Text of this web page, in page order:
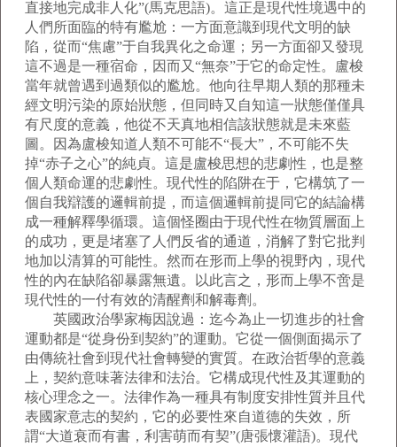
直接地完成非人化”(馬克思語)。這正是現代性境遇中的
人們所面臨的特有尷尬：一方面意識到現代文明的缺
陷，從而“焦慮”于自我異化之命運；另一方面卻又發現
這不過是一種宿命，因而又“無奈”于它的命定性。盧梭
當年就曾遇到過類似的尷尬。他向往早期人類的那種未
經文明污染的原始狀態，但同時又自知這一狀態僅僅具
有尺度的意義，他從不天真地相信該狀態就是未來藍
圖。因為盧梭知道人類不可能不“長大”，不可能不失
掉“赤子之心”的純貞。這是盧梭思想的悲劇性，也是整
個人類命運的悲劇性。現代性的陷阱在于，它構筑了一
個自我辯護的邏輯前提，而這個邏輯前提同它的結論構
成一種解釋學循環。這個怪圈由于現代性在物質層面上
的成功，更是堵塞了人們反省的通道，消解了對它批判
地加以清算的可能性。然而在形而上學的視野內，現代
性的內在缺陷卻暴露無遺。以此言之，形而上學不啻是
現代性的一付有效的清醒劑和解毒劑。
英國政治學家梅因說過：迄今為止一切進步的社會
運動都是“從身份到契約”的運動。它從一個側面揭示了
由傳統社會到現代社會轉變的實質。在政治哲學的意義
上，契約意味著法律和法治。它構成現代性及其運動的
核心理念之一。法律作為一種具有制度安排性質并且代
表國家意志的契約，它的必要性來自道德的失效，所
謂“大道衰而有書，利害萌而有契”(唐張懷灌語)。現代